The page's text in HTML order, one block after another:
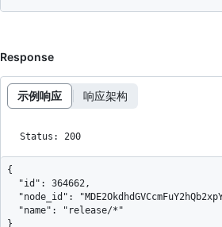
Response
示例响应 响应架构
Status: 200
{
}